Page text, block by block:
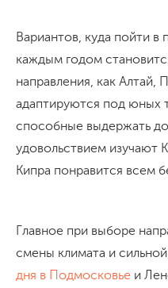
Вариантов, куда пойти в
каждым годом
направления, как Алтай,
адаптируются под юных
способные выдержать
удовольствием изучают
Кипра понравится всем
Главное при выборе
смены климата и
дня в Подмосковье и